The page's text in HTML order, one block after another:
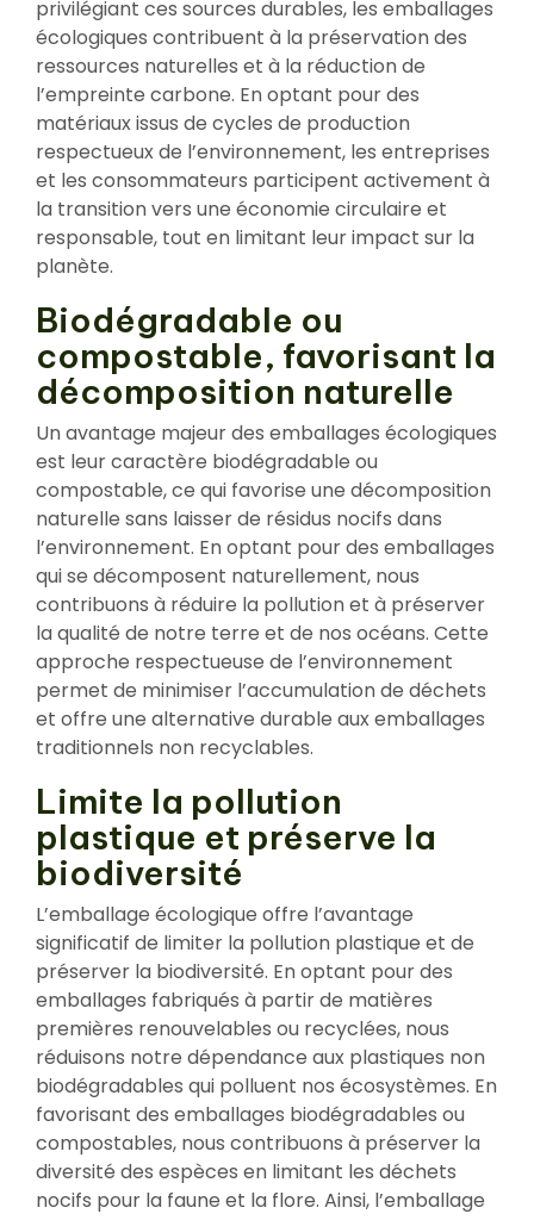
privilégiant ces sources durables, les emballages
écologiques contribuent à la préservation des
ressources naturelles et à la réduction de
l’empreinte carbone. En optant pour des
matériaux issus de cycles de production
respectueux de l’environnement, les entreprises
et les consommateurs participent activement à
la transition vers une économie circulaire et
responsable, tout en limitant leur impact sur la
planète.
Biodégradable ou
compostable, favorisant la
décomposition naturelle
Un avantage majeur des emballages écologiques
est leur caractère biodégradable ou
compostable, ce qui favorise une décomposition
naturelle sans laisser de résidus nocifs dans
l’environnement. En optant pour des emballages
qui se décomposent naturellement, nous
contribuons à réduire la pollution et à préserver
la qualité de notre terre et de nos océans. Cette
approche respectueuse de l’environnement
permet de minimiser l’accumulation de déchets
et offre une alternative durable aux emballages
traditionnels non recyclables.
Limite la pollution
plastique et préserve la
biodiversité
L’emballage écologique offre l’avantage
significatif de limiter la pollution plastique et de
préserver la biodiversité. En optant pour des
emballages fabriqués à partir de matières
premières renouvelables ou recyclées, nous
réduisons notre dépendance aux plastiques non
biodégradables qui polluent nos écosystèmes. En
favorisant des emballages biodégradables ou
compostables, nous contribuons à préserver la
diversité des espèces en limitant les déchets
nocifs pour la faune et la flore. Ainsi, l’emballage